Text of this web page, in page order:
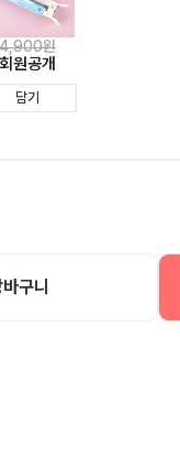
원
회원공개
담기
구니